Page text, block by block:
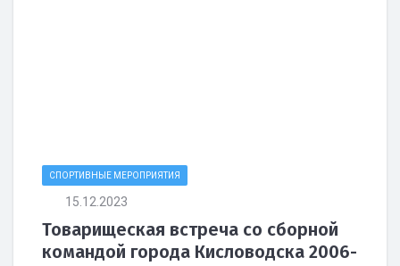
СПОРТИВНЫЕ МЕРОПРИЯТИЯ
15.12.2023
Товарищеская встреча со сборной
командой города Кисловодска 2006-